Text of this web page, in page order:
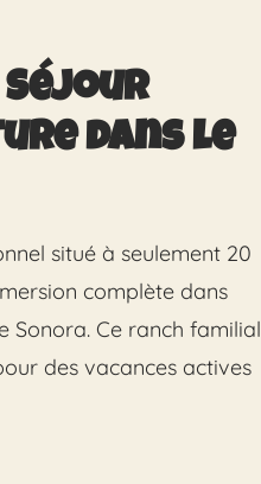
Séjour
dans le
situé à seulement 20
complète dans
Sonora. Ce ranch familial
des vacances actives